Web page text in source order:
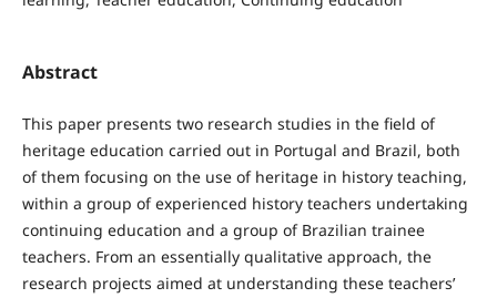
Abstract
This paper presents two research studies in the field of
heritage education carried out in Portugal and Brazil, both
of them focusing on the use of heritage in history teaching,
within a group of experienced history teachers undertaking
continuing education and a group of Brazilian trainee
teachers. From an essentially qualitative approach, the
research projects aimed at understanding these teachers’